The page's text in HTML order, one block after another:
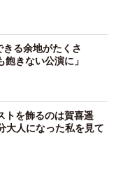
る余地がたくさ
きない公演に」
トを飾るのは賀喜遥
人になった私を見て